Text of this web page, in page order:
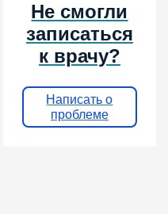
Не смогли
записаться
к врачу?
Написать о
проблеме